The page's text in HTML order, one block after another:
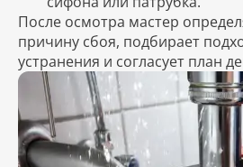
После осмотра мастер
причину сбоя, подбирает
устранения и согласует план